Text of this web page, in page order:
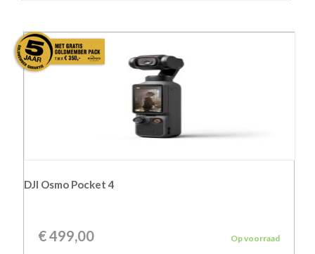
DJI Osmo Pocket 4
€499,00 Op voorraad